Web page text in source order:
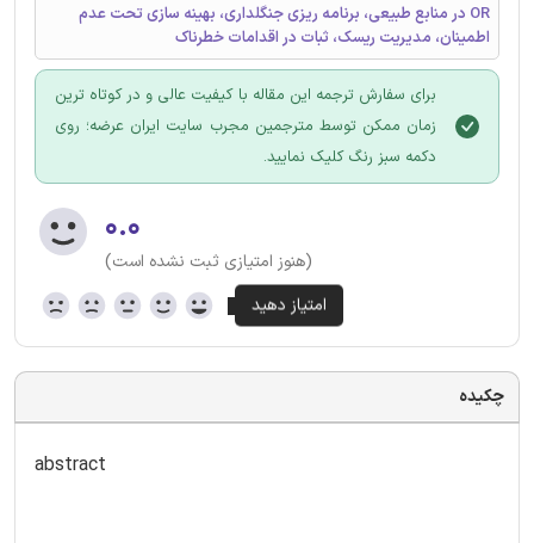
OR در منابع طبیعی، برنامه ریزی جنگلداری، بهینه سازی تحت عدم
اطمینان، مدیریت ریسک، ثبات در اقدامات خطرناک
برای سفارش ترجمه این مقاله با کیفیت عالی و در کوتاه ترین
زمان ممکن توسط مترجمین مجرب سایت ایران عرضه؛ روی
دکمه سبز رنگ کلیک نمایید.
۰.۰
(هنوز امتیازی ثبت نشده است)
چکیده
abstract